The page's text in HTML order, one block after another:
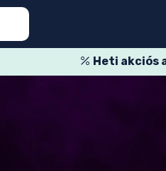
Heti akciós